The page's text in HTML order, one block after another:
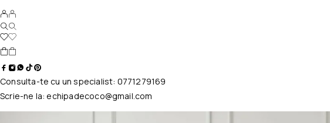
Consulta-te cu un specialist: 0771279169
Scrie-ne la:echipadecoco@gmail.com